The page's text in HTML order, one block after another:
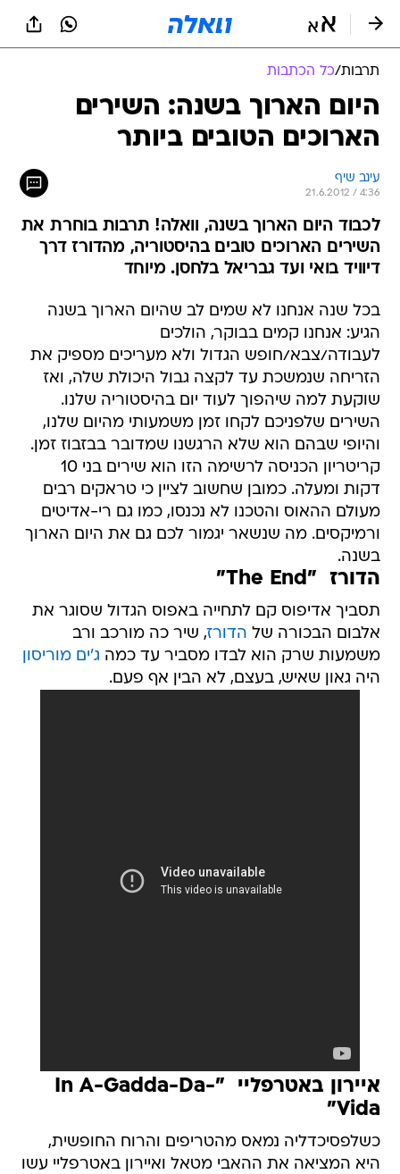
תרבות/כל הכתבות
היום הארוך בשנה: השירים
הארוכים הטובים ביותר
עינב שיף
21.6.2012 / 4:36
לכבוד היום הארוך בשנה, וואלה! תרבות בוחרת את
השירים הארוכים טובים בהיסטוריה, מהדורז דרך
דיוויד בואי ועד גבריאל בלחסן. מיוחד
בכל שנה אנחנו לא שמים לב שהיום הארוך בשנה
הגיע: אנחנו קמים בבוקר, הולכים
לעבודה/צבא/חופש הגדול ולא מעריכים מספיק את
הזריחה שנמשכת עד לקצה גבול היכולת שלה, ואז
שוקעת למה שיהפוך לעוד יום בהיסטוריה שלנו.
השירים שלפניכם לקחו זמן משמעותי מהיום שלנו,
והיופי שבהם הוא שלא הרגשנו שמדובר בבזבוז זמן.
קריטריון הכניסה לרשימה הזו הוא שירים בני 10
דקות ומעלה. כמובן שחשוב לציין כי טראקים רבים
מעולם ההאוס והטכנו לא נכנסו, כמו גם רי-אדיטים
ורמיקסים. מה שנשאר יגמור לכם גם את היום הארוך
בשנה.
הדורז  "The End"
תסביך אדיפוס קם לתחייה באפוס הגדול שסוגר את
אלבום הבכורה של הדורז, שיר כה מורכב ורב
משמעות שרק הוא לבדו מסביר עד כמה ג'ים מוריסון
היה גאון שאיש, בעצם, לא הבין אף פעם.
איירון באטרפליי  "In A-Gadda-Da-
Vida"
כשלפסיכדליה נמאס מהטריפים והרוח החופשית,
היא המציאה את ההאבי מטאל ואיירון באטרפליי עשו